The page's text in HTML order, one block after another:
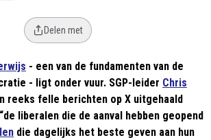
Delen met
- een van de fundamenten van de
- ligt onder vuur. SGP-leider Chris
reeks felle berichten op X uitgehaald
liberalen die de aanval hebben geopend
die dagelijks het beste geven aan hun